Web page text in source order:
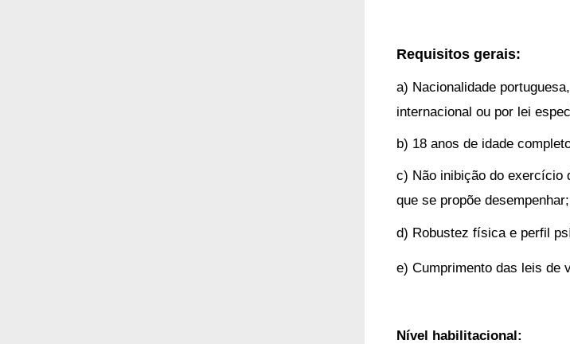
Requisitos gerais:
a) Nacionalidade
internacional ou por lei
b) 18 anos de idade
c) Não inibição do exercício
que se propõe desempenhar;
d) Robustez física e perfil
e) Cumprimento das leis de
Nível habilitacional: